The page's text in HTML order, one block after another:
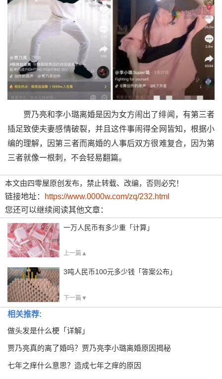
贾乃亮和李小璐离婚是因为女方闹出了绯闻，有第三者
插足致使夫妻感情破裂，并且这件事闹得全网皆知，根据小
编的理解，因第三者而离婚的人事后双方很难复合，因为第
三者就像一根刺，不会轻易翻篇。
本文由四零屋原创发布，禁止转载、改编，否则必究！
链接地址：
https://www.0000w.com/zq/232.html
您还可以继续阅读其他文章：
一万人民币有多少重「计算」
上一篇▲
3吨人民币100元多少钱「答案公布」
下一篇▼
相关推荐:
做头发是什么梗「详解」
贾乃亮真的离了婚吗？贾乃亮李小璐离婚原因揭秘
七年之痒什么意思？造成七年之痒的原因